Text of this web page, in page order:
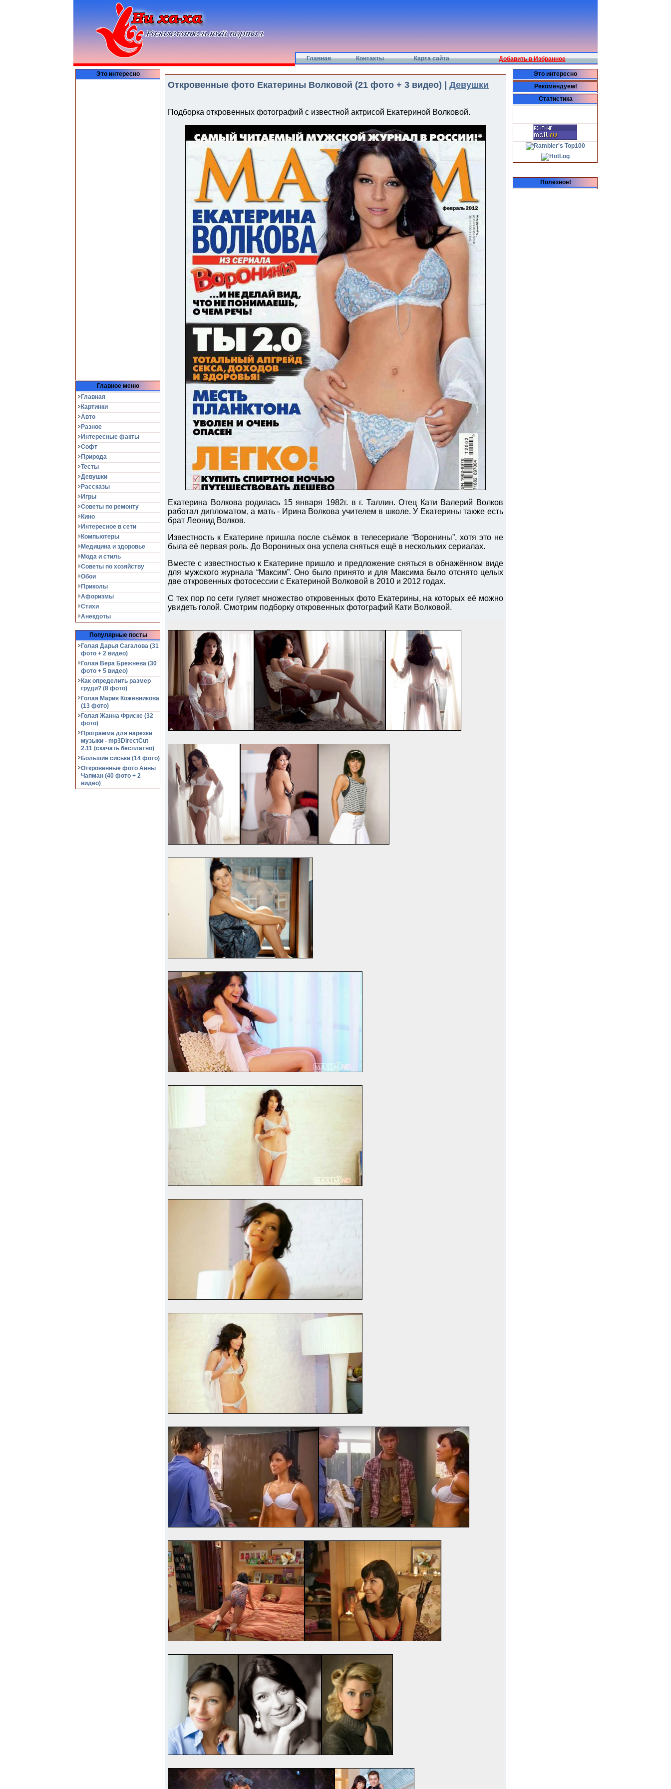
Главная Контакты Карта сайта Добавить в Избранное
Это интересно
Главное меню
Главная
Картинки
Авто
Разное
Интересные факты
Софт
Природа
Тесты
Девушки
Рассказы
Игры
Советы по ремонту
Кино
Интересное в сети
Компьютеры
Медицина и здоровье
Мода и стиль
Советы по хозяйству
Обои
Приколы
Афоризмы
Стихи
Анекдоты
Популярные посты
Голая Дарья Сагалова (31
фото + 2 видео)
Голая Вера Брежнева (30
фото + 5 видео)
Как определить размер
груди? (8 фото)
Голая Мария Кожевникова
(13 фото)
Голая Жанна Фриске (32
фото)
Программа для нарезки
музыки - mp3DirectCut
2.11 (cкачать бесплатно)
Большие сиськи (14 фото)
Откровенные фото Анны
Чапман (40 фото + 2
видео)
Откровенные фото Екатерины Волковой (21 фото + 3 видео) | Девушки
Подборка откровенных фотографий с известной актрисой Екатериной Волковой.
Екатерина Волкова родилась 15 января 1982г. в г. Таллин. Отец Кати Валерий Волков
работал дипломатом, а мать - Ирина Волкова учителем в школе. У Екатерины также есть
брат Леонид Волков.
Известность к Екатерине пришла после съёмок в телесериале “Воронины”, хотя это не
была её первая роль. До Ворониных она успела сняться ещё в нескольких сериалах.
Вместе с известностью к Екатерине пришло и предложение сняться в обнажённом виде
для мужского журнала “Максим”. Оно было принято и для Максима было отснято целых
две откровенных фотосессии с Екатериной Волковой в 2010 и 2012 годах.
С тех пор по сети гуляет множество откровенных фото Екатерины, на которых её можно
увидеть голой. Смотрим подборку откровенных фотографий Кати Волковой.
Это интересно
Рекомендуем!
Статистика
Полезное!